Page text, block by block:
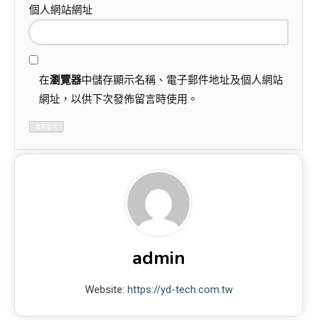
個人網站網址
在瀏覽器中儲存顯示名稱、電子郵件地址及個人網站
網址，以供下次發佈留言時使用。
admin
Website: https://yd-tech.com.tw